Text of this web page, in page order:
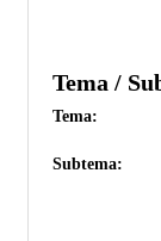
Tema /
Tema:
Subtema: